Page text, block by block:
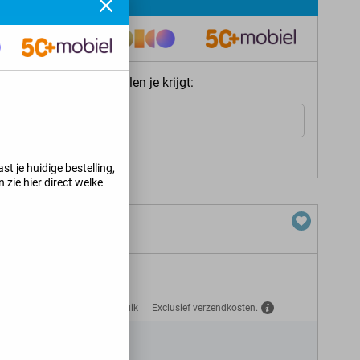
meteen welke voordelen je krijgt:
Gratis verzekerd tegen misbruik Exclusief verzendkosten.
je huidige bestelling,
zie hier direct welke